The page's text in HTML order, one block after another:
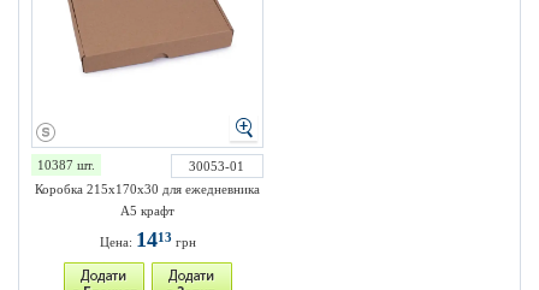
10387 шт.
30053-01
Коробка 215х170х30 для ежедневника
А5 крафт
Цена: 1413 грн